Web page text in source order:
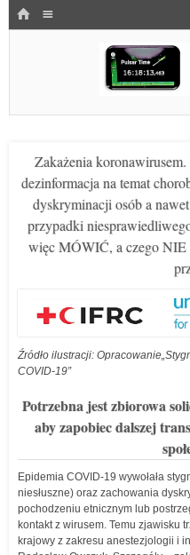
HOME
Pulsarowy.pl
Zakażenia koronawirusem.
dezinformacja na temat
dyskryminacji osób a
przypadki
więc MÓWIĆ, a czego
Źródło ilustracji:
COVID-19”
Potrzebna jest zbiorowa
aby zapobiec dalszej
Epidemia COVID-19 wywołała
niesłuszne) oraz zachowania
pochodzeniu etnicznym lub
kontakt z wirusem. Temu zjawisku
krajowy z zakresu anestezjologii i